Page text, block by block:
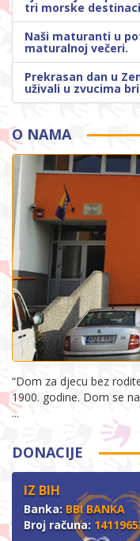
tri morske
Naši maturanti u
maturalnoj večeri.
Prekrasan dan u
uživali u zvucima
O NAMA
“Dom za djecu bez
1900. godine. Dom se
...
DONACIJE
IZ BIH
Banka: BBI BANKA
Broj računa: